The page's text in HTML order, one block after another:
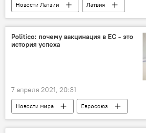
Новости Латвии
Латвия
коронавирус
Politico: почему вакцинация в ЕС - это
история успеха
7 апреля 2021, 20:31
Новости мира
Евросоюз
Пресс-дайджест